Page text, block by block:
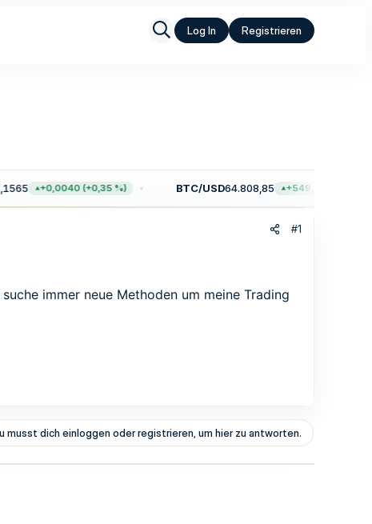
Log In Registrieren
+0,0040 (+0,35 %) BTC/USD64.808,85 +549,17 (+0,85 %)
#1
immer neue Methoden um meine Trading
musst dich einloggen oder registrieren, um hier zu antworten.